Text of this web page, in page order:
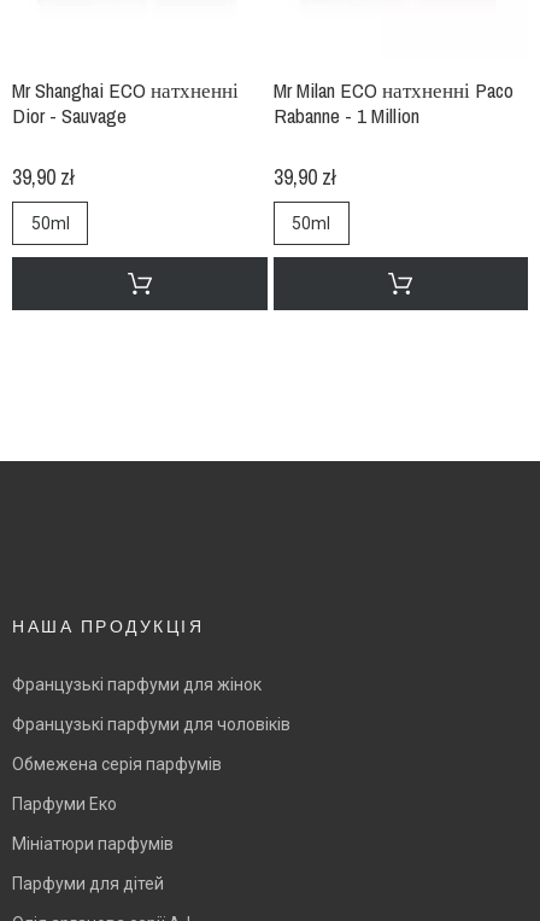
Mr Shanghai ECO натхненні
Dior - Sauvage
39,90 zł
50ml
Mr Milan ECO натхненні Paco
Rabanne - 1 Million
39,90 zł
50ml
НАША ПРОДУКЦІЯ
Французькі парфуми для жінок
Французькі парфуми для чоловіків
Обмежена серія парфумів
Парфуми Еко
Мініатюри парфумів
Парфуми для дітей